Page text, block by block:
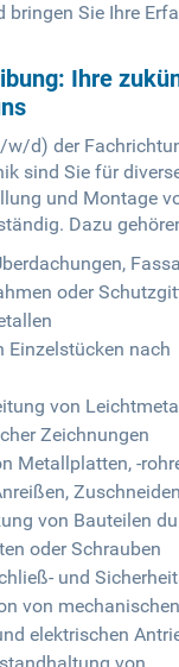
bringen Sie Ihre
Ihre
w/d) der
sind Sie für
und Montage
Dazu
oder
Einzelstücken nach
von
Zeichnungen
Metallplatten, -
von Bauteilen
oder Schrauben
und
von
elektrischen